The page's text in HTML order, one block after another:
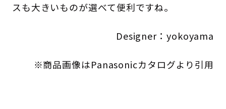
スも大きいものが選べて便利ですね。
Designer：yokoyama
※商品画像はPanasonicカタログより引用